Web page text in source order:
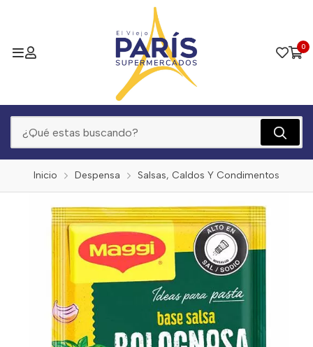
0
Inicio Despensa Salsas, Caldos Y Condimentos